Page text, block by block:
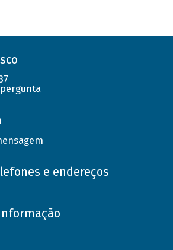
e endereços